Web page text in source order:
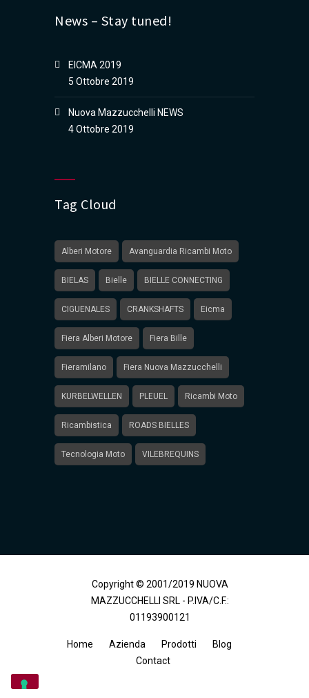
News – Stay tuned!
EICMA 2019
5 Ottobre 2019
Nuova Mazzucchelli NEWS
4 Ottobre 2019
Tag Cloud
Alberi Motore Avanguardia Ricambi Moto
BIELAS Bielle BIELLE CONNECTING
CIGUENALES CRANKSHAFTS Eicma
Fiera Alberi Motore Fiera Bille
Fieramilano Fiera Nuova Mazzucchelli
KURBELWELLEN PLEUEL Ricambi Moto
Ricambistica ROADS BIELLES
Tecnologia Moto VILEBREQUINS
Copyright © 2001/2019 NUOVA
MAZZUCCHELLI SRL - P.IVA/C.F.:
01193900121
Home Azienda Prodotti
Blog
Contact